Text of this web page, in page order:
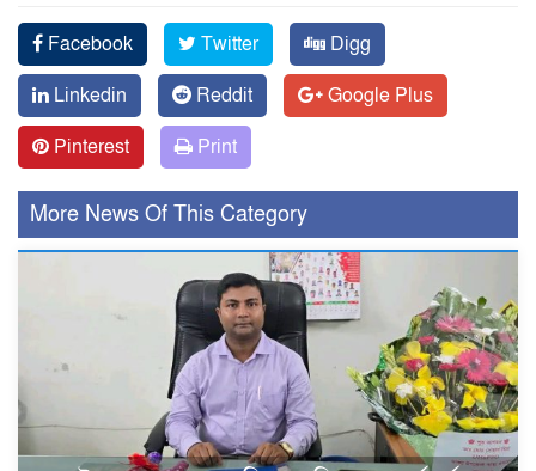
Facebook Twitter
Digg
Linkedin
Reddit
Google Plus
Pinterest
Print
More News Of This Category